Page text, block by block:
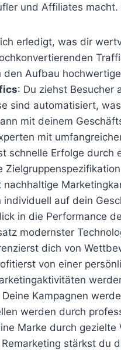
und Affiliates
erledigt, was dir
den Aufbau
: Du ziehst Besucher
sind automatisiert,
mit deinem
mit
schnelle Erfolge durch
nachhaltige
individuell auf dein
in die Performance
modernster
dich von
von einer
Deine Kampagnen
werden durch
Marke durch gezielte
stärkst du